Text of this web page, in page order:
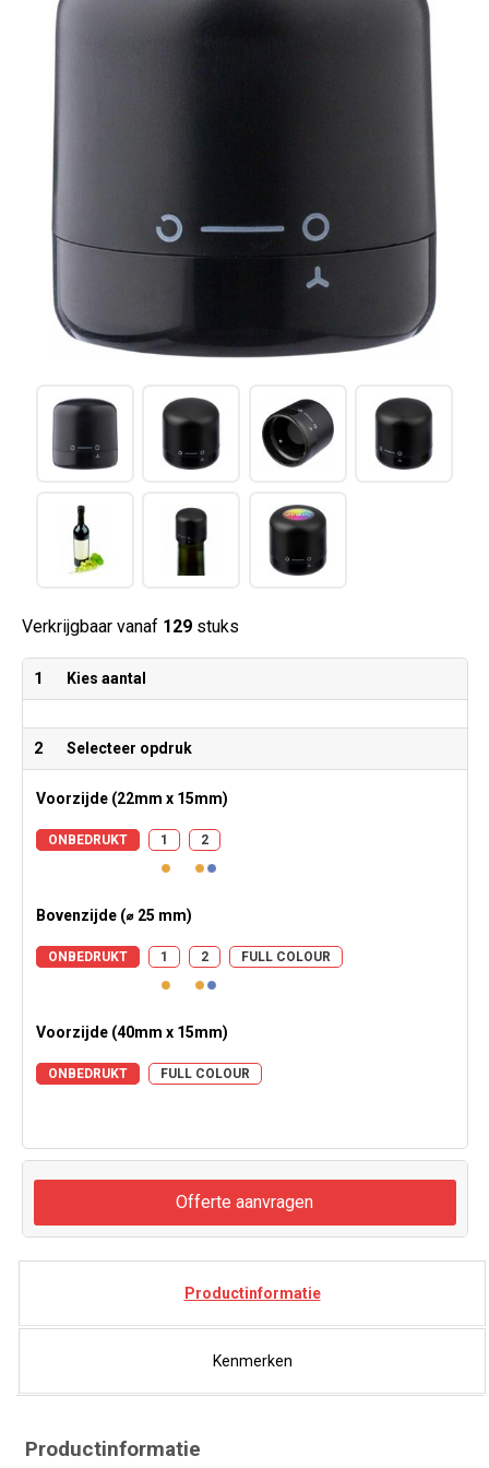
Verkrijgbaar vanaf 129stuks
1 Kies aantal
2 Selecteer opdruk
Voorzijde (22mm x 15mm)
ONBEDRUKT 1 2
Bovenzijde (⌀ 25 mm)
ONBEDRUKT 1 2 FULL COLOUR
Voorzijde (40mm x 15mm)
ONBEDRUKT FULL COLOUR
Offerte aanvragen
Productinformatie
Kenmerken
Productinformatie